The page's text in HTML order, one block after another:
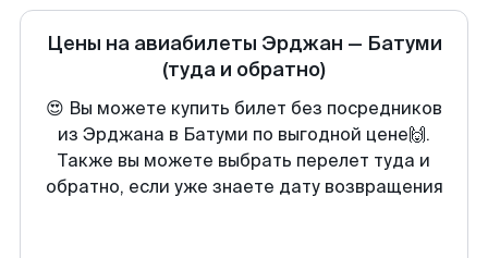
Цены на авиабилеты Эрджан — Батуми
(туда и обратно)
😍 Вы можете купить билет без посредников
из Эрджана в Батуми по выгодной цене🙌.
Также вы можете выбрать перелет туда и
обратно, если уже знаете дату возвращения